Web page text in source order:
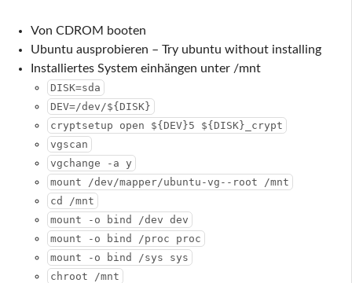
Von CDROM booten
Ubuntu ausprobieren – Try ubuntu without installing
Installiertes System einhängen unter /mnt
DISK=sda
DEV=/dev/${DISK}
cryptsetup open ${DEV}5 ${DISK}_crypt
vgscan
vgchange -a y
mount /dev/mapper/ubuntu-vg--root /mnt
cd /mnt
mount -o bind /dev dev
mount -o bind /proc proc
mount -o bind /sys sys
chroot /mnt